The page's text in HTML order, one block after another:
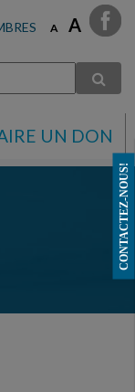
CONTACTEZ-NOUS!
A A
UN DON